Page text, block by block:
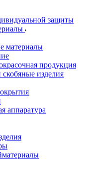
защиты
материалы
продукция
изделия
аппаратура